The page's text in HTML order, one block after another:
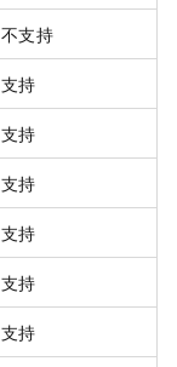
不支持
支持
支持
支持
支持
支持
支持